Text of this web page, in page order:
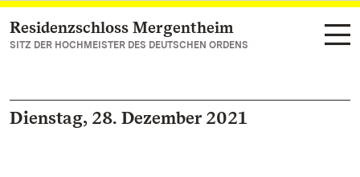
Zum Hauptinhalt springen
Residenzschloss Mergentheim
SITZ DER HOCHMEISTER DES DEUTSCHEN ORDENS
Dienstag, 28. Dezember 2021